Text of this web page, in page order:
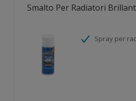
Smalto Per Radiatori
Spray per